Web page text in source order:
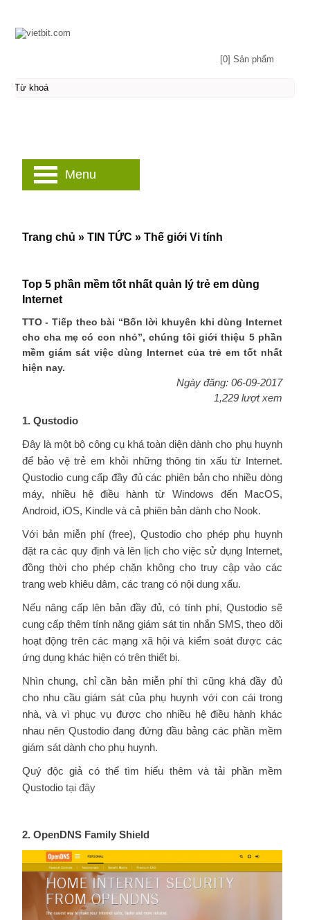
Top 5 phần mềm tốt nhất quản lý trẻ em dùng
Internet
TTO - Tiếp theo bài “Bốn lời khuyên khi dùng Internet
cho cha mẹ có con nhỏ”, chúng tôi giới thiệu 5 phần
mềm giám sát việc dùng Internet của trẻ em tốt nhất
hiện nay.
Ngày đăng: 06-09-2017
1,229 lượt xem
1. Qustodio
Đây là một bộ công cụ khá toàn diện dành cho phụ huynh
để bảo vệ trẻ em khỏi những thông tin xấu từ Internet.
Qustodio cung cấp đầy đủ các phiên bản cho nhiều dòng
máy, nhiều hệ điều hành từ Windows đến MacOS,
Android, iOS, Kindle và cả phiên bản dành cho Nook.
Với bản miễn phí (free), Qustodio cho phép phụ huynh
đặt ra các quy định và lên lịch cho việc sử dụng Internet,
đồng thời cho phép chặn không cho truy cập vào các
trang web khiêu dâm, các trang có nội dung xấu.
Nếu nâng cấp lên bản đầy đủ, có tính phí, Qustodio sẽ
cung cấp thêm tính năng giám sát tin nhắn SMS, theo dõi
hoạt động trên các mạng xã hội và kiểm soát được các
ứng dụng khác hiện có trên thiết bị.
Nhìn chung, chỉ cần bản miễn phí thì cũng khá đầy đủ
cho nhu cầu giám sát của phụ huynh với con cái trong
nhà, và vì phục vụ được cho nhiều hệ điều hành khác
nhau nên Qustodio đang đứng đầu bảng các phần mềm
giám sát dành cho phụ huynh.
Quý độc giả có thể tìm hiểu thêm và tải phần mềm
Qustodio tại đây
2. OpenDNS Family Shield
Trang chủ » TIN TỨC » Thế giới Vi tính
[0] Sản phẩm
Menu